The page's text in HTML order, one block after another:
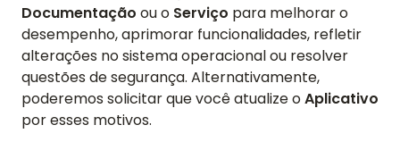
Documentação ou o Serviço para melhorar o
desempenho, aprimorar funcionalidades, refletir
alterações no sistema operacional ou resolver
questões de segurança. Alternativamente,
poderemos solicitar que você atualize oAplicativo
por esses motivos.